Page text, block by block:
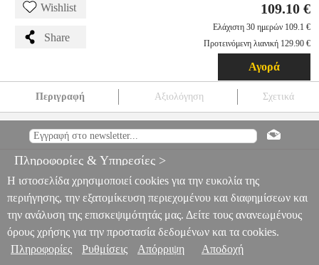
Wishlist
Share
109.10 €
Ελάχιστη 30 ημερών 109.1 €
Προτεινόμενη λιανική 129.90 €
Αγορά
Περιγραφή Αξιολόγηση Σχετικά
1902 SWING CELESTE HAP.178410
DICTRO LUX
ΚΟΥΖΙΝΟΜΗΧΑΝΗ 1000W 5LT 878509 DX-1902 SWING
CELESTE
109.10
Πληροφορίες & Υπηρεσίες >
Η ιστοσελίδα χρησιμοποιεί cookies για την ευκολία της
περιήγησης, την εξατομίκευση περιεχομένου και διαφημίσεων και
την ανάλυση της επισκεψιμότητάς μας. Δείτε τους ανανεωμένους
όρους χρήσης για την προστασία δεδομένων και τα cookies.
Πληροφορίες
Ρυθμίσεις Απόρριψη Αποδοχή